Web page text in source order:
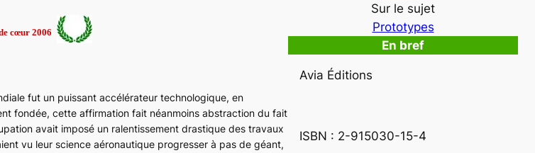
cœur 2006
fut un puissant accélérateur technologique, en
fondée, cette affirmation fait néanmoins abstraction du fait
avait imposé un ralentissement drastique des travaux
vu leur science aéronautique progresser à pas de géant,
Sur le sujet
Prototypes
En bref
Avia Éditions
ISBN : 2-915030-15-4